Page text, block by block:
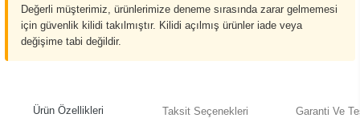
Değerli müşterimiz, ürünlerimize deneme sırasında zarar gelmemesi
için güvenlik kilidi takılmıştır. Kilidi açılmış ürünler iade veya
değişime tabi değildir.
Ürün Özellikleri Taksit Seçenekleri Garanti Ve